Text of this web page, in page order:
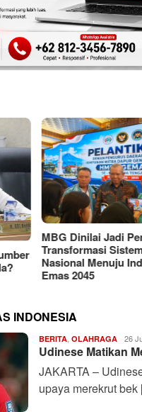
KEMAKI Geruduk
Jatim, Desak Usut
Mark-up Anggaran
Rp111 Miliar
INDONESIA
BERITA, OLAHRAGA 26
Udinese Matikan
JAKARTA –
upaya merekrut